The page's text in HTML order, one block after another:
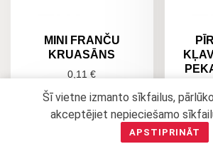
MINI FRANČU
KRUASĀNS
0,11€
READ MORE
Šī vietne izmanto sīkfailus,
akceptējiet nepieciešamo
APSTIPRINĀT